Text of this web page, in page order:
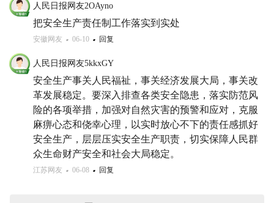
人民日报网友2OAyno
把安全生产责任制工作落实到实处
安徽网友 06-10 回复
人民日报网友5kkxGY
安全生产事关人民福祉，事关经济发展大局，事关改
革发展稳定。要深入排查各类安全隐患，落实防范风
险的各项举措，加强对自然灾害的预警和应对，克服
麻痹心态和侥幸心理，以实时放心不下的责任感抓好
安全生产，层层压实安全生产职责，切实保障人民群
众生命财产安全和社会大局稳定。
江苏网友 06-08 回复